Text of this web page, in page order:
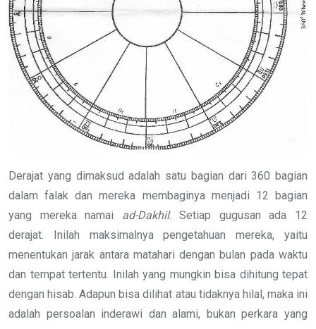
Derajat yang dimaksud adalah satu bagian dari 360 bagian
dalam falak dan mereka membaginya menjadi 12 bagian
yang mereka namai ad-Dakhil. Setiap gugusan ada 12
derajat. Inilah maksimalnya pengetahuan mereka, yaitu
menentukan jarak antara matahari dengan bulan pada waktu
dan tempat tertentu. Inilah yang mungkin bisa dihitung tepat
dengan hisab. Adapun bisa dilihat atau tidaknya hilal, maka ini
adalah persoalan inderawi dan alami, bukan perkara yang